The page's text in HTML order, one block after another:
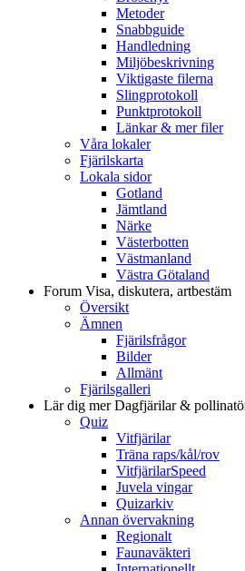
Metoder
Snabbguide
Handledning
Miljöbeskrivning
Viktigaste filerna
Slingprotokoll
Punktprotokoll
Länkar & mer filer
Våra lokaler
Fjärilskarta
Lokala sidor
Gotland
Jämtland
Närke
Västerbotten
Västmanland
Västra Götaland
Forum Visa, diskutera, artbestäm
Översikt
Ämnen
Fjärilsfrågor
Bilder
Allmänt
Fjärilsgalleri
Lär dig merDagfjärilar &
Quiz
Vitfjärilar
Träna raps/kål/rov
VitfjärilarSpeed
Juvela vingar
Quizarkiv
Annan övervakning
Regionalt
Faunaväkteri